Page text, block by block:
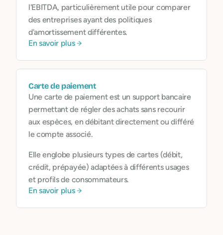
l'EBITDA, particulièrement utile pour comparer
des entreprises ayant des politiques
d'amortissement différentes.
En savoir plus
Carte de paiement
Une carte de paiement est un support bancaire
permettant de régler des achats sans recourir
aux espèces, en débitant directement ou différé
le compte associé.
Elle englobe plusieurs types de cartes (débit,
crédit, prépayée) adaptées à différents usages
et profils de consommateurs.
En savoir plus